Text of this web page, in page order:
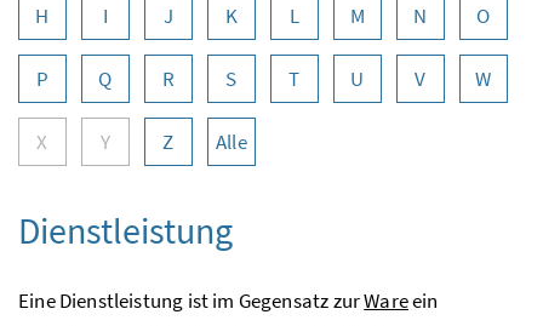
H I J K L M N O
P Q R S T U V W
X Y Z Alle
Dienstleistung
Eine Dienstleistung ist im Gegensatz zurWareein